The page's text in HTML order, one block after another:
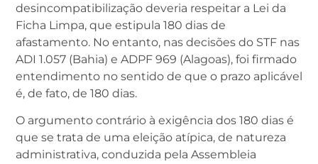
desincompatibilização deveria respeitar a Lei da
Ficha Limpa, que estipula 180 dias de
afastamento. No entanto, nas decisões do STF nas
ADI 1.057 (Bahia) e ADPF 969 (Alagoas), foi firmado
entendimento no sentido de que o prazo aplicável
é, de fato, de 180 dias.
O argumento contrário à exigência dos 180 dias é
que se trata de uma eleição atípica, de natureza
administrativa, conduzida pela Assembleia